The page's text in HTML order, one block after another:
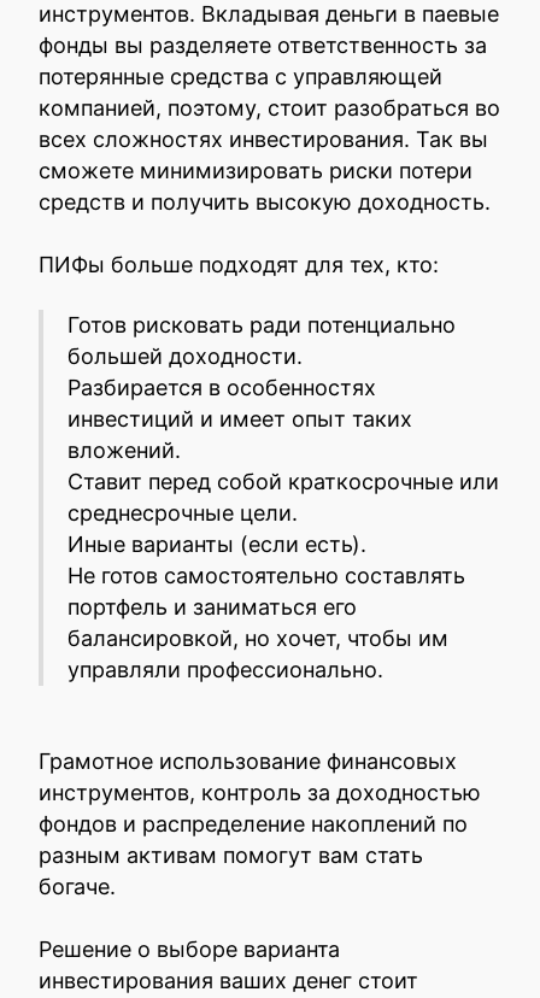
инструментов. Вкладывая деньги в паевые
фонды вы разделяете ответственность за
потерянные средства с управляющей
компанией, поэтому, стоит разобраться во
всех сложностях инвестирования. Так вы
сможете минимизировать риски потери
средств и получить высокую доходность.
ПИФы больше подходят для тех, кто:
Готов рисковать ради потенциально
большей доходности.
Разбирается в особенностях
инвестиций и имеет опыт таких
вложений.
Ставит перед собой краткосрочные или
среднесрочные цели.
Иные варианты (если есть).
Не готов самостоятельно составлять
портфель и заниматься его
балансировкой, но хочет, чтобы им
управляли профессионально.
Грамотное использование финансовых
инструментов, контроль за доходностью
фондов и распределение накоплений по
разным активам помогут вам стать
богаче.
Решение о выборе варианта
инвестирования ваших денег стоит